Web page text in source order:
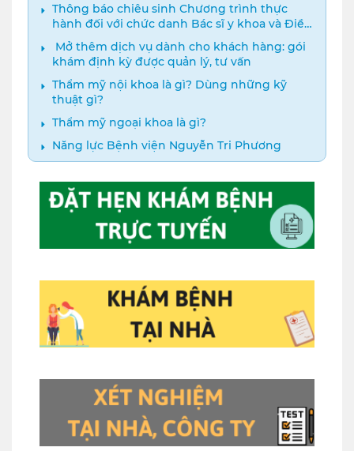
Thông báo chiêu sinh Chương trình thực
hành đối với chức danh Bác sĩ y khoa và Điều
dưỡng năm 2024
️ Mở thêm dịch vụ dành cho khách hàng: gói
khám định kỳ được quản lý, tư vấn
Thẩm mỹ nội khoa là gì? Dùng những kỹ
thuật gì?
Thẩm mỹ ngoại khoa là gì?
Năng lực Bệnh viện Nguyễn Tri Phương